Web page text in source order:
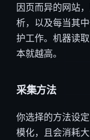
因页而异的网站
析，以及每当其
护工作。机器读
本就越高。
采集方法
你选择的方法设
模化，且会消耗